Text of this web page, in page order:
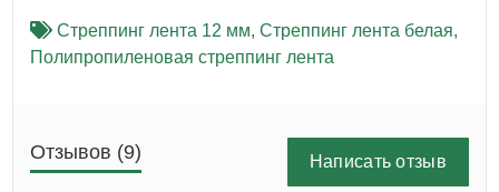
Стреппинг лента 12 мм, Стреппинг лента белая,
Полипропиленовая стреппинг лента
Отзывов (9) Написать отзыв